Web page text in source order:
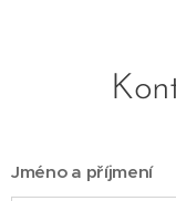
Jméno a příjmení